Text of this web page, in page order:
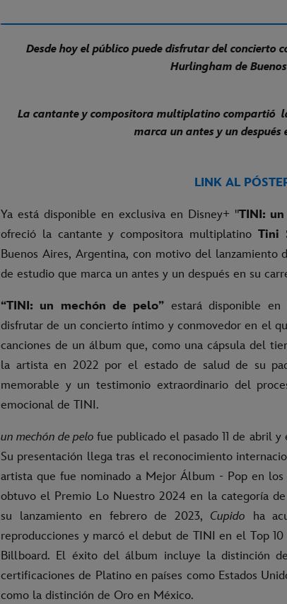
Desde hoy el público puede disfrutar del concierto
Hurlingham de
La cantante y compositora multiplatino compartió
marca un antes y un después
LINK AL
Ya está disponible en exclusiva en Disney+ "TINI:
ofreció la cantante y compositora multiplatino Tini
Buenos Aires, Argentina, con motivo del lanzamiento
de estudio que marca un antes y un después en su
“TINI: un mechón de pelo” estará disponible en
disfrutar de un concierto íntimo y conmovedor en el
canciones de un álbum que, como una cápsula del
la artista en 2022 por el estado de salud de su
memorable y un testimonio extraordinario del
emocional de TINI.
un mechón de pelofue publicado el pasado 11 de abril
Su presentación llega tras el reconocimiento
artista que fue nominado a Mejor Álbum - Pop en
obtuvo el Premio Lo Nuestro 2024 en la categoría
su lanzamiento en febrero de 2023, Cupido ha
reproducciones y marcó el debut de TINI en el Top
Billboard. El éxito del álbum incluye la distinción
certificaciones de Platino en países como Estados
como la distinción de Oro en México.